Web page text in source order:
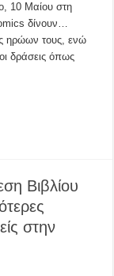
10 Μαίου στη
δίνουν…
ηρώων τους, ενώ
δράσεις όπως
Βιβλίου
στην